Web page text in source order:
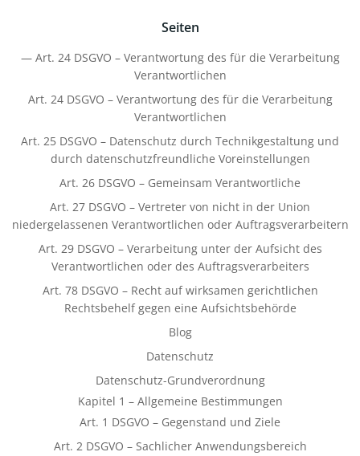
Seiten
— Art. 24 DSGVO – Verantwortung des für die Verarbeitung
Verantwortlichen
Art. 24 DSGVO – Verantwortung des für die Verarbeitung
Verantwortlichen
Art. 25 DSGVO – Datenschutz durch Technikgestaltung und
durch datenschutzfreundliche Voreinstellungen
Art. 26 DSGVO – Gemeinsam Verantwortliche
Art. 27 DSGVO – Vertreter von nicht in der Union
niedergelassenen Verantwortlichen oder Auftragsverarbeitern
Art. 29 DSGVO – Verarbeitung unter der Aufsicht des
Verantwortlichen oder des Auftragsverarbeiters
Art. 78 DSGVO – Recht auf wirksamen gerichtlichen
Rechtsbehelf gegen eine Aufsichtsbehörde
Blog
Datenschutz
Datenschutz-Grundverordnung
Kapitel 1 – Allgemeine Bestimmungen
Art. 1 DSGVO – Gegenstand und Ziele
Art. 2 DSGVO – Sachlicher Anwendungsbereich